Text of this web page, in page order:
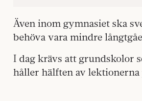
Även inom gymnasiet ska
behöva vara mindre
I dag krävs att grundskolor
håller hälften av lektionerna